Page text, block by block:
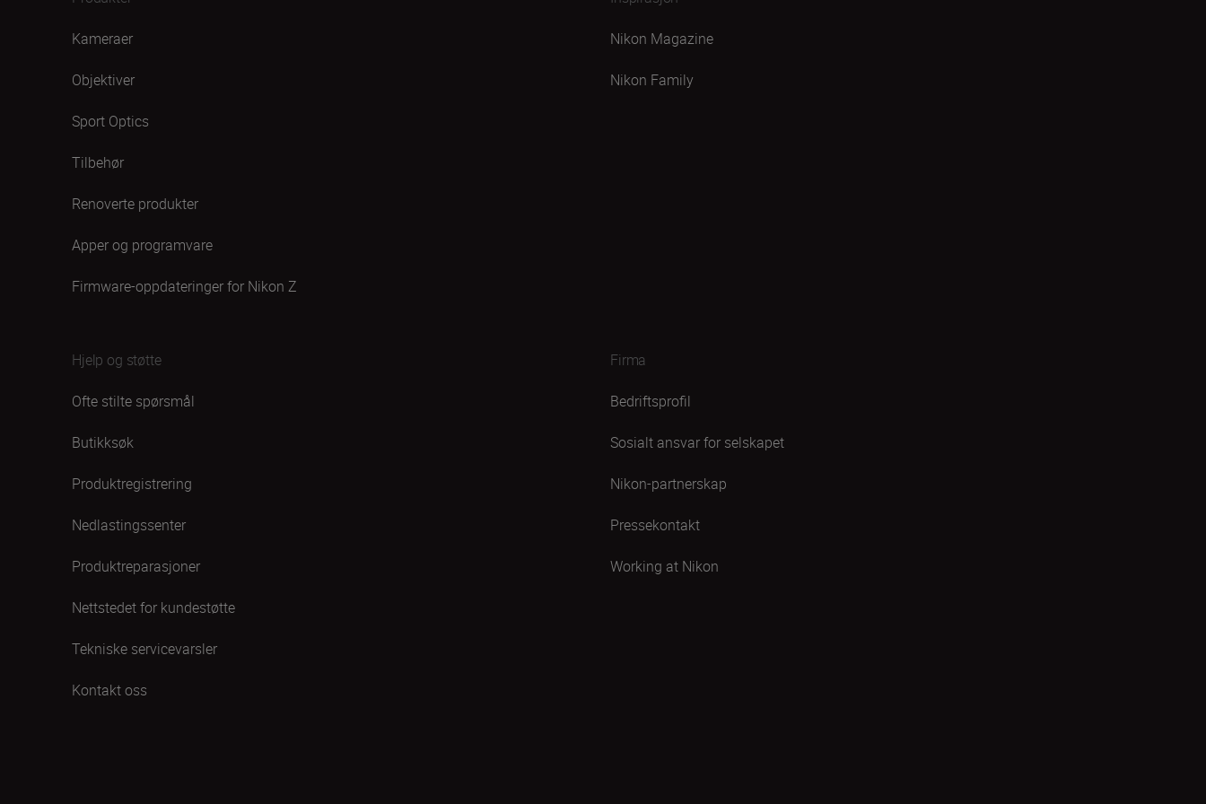
Kameraer
Objektiver
Sport Optics
Tilbehør
Renoverte produkter
Apper og programvare
Firmware-oppdateringer for Nikon Z
Nikon Magazine
Nikon Family
Hjelp og støtte
Ofte stilte spørsmål
Butikksøk
Produktregistrering
Nedlastingssenter
Produktreparasjoner
Nettstedet for kundestøtte
Tekniske servicevarsler
Kontakt oss
Firma
Bedriftsprofil
Sosialt ansvar for selskapet
Nikon-partnerskap
Pressekontakt
Working at Nikon